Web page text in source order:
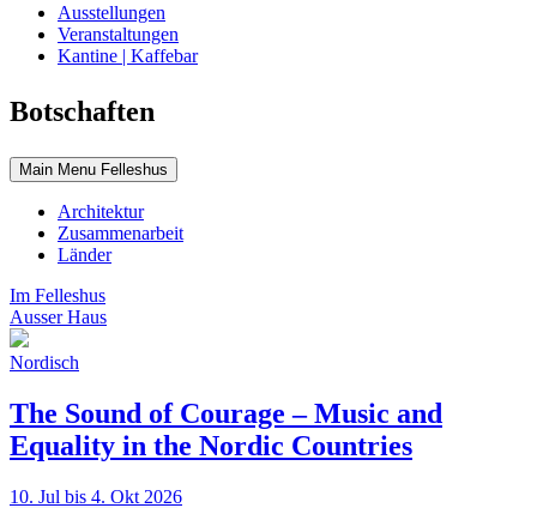
Ausstellungen
Veranstaltungen
Kantine | Kaffebar
Botschaften
Main Menu Felleshus
Architektur
Zusammenarbeit
Länder
Im Felleshus
Ausser Haus
Nordisch
The Sound of Courage – Music and
Equality in the Nordic Countries
10. Jul bis 4. Okt 2026